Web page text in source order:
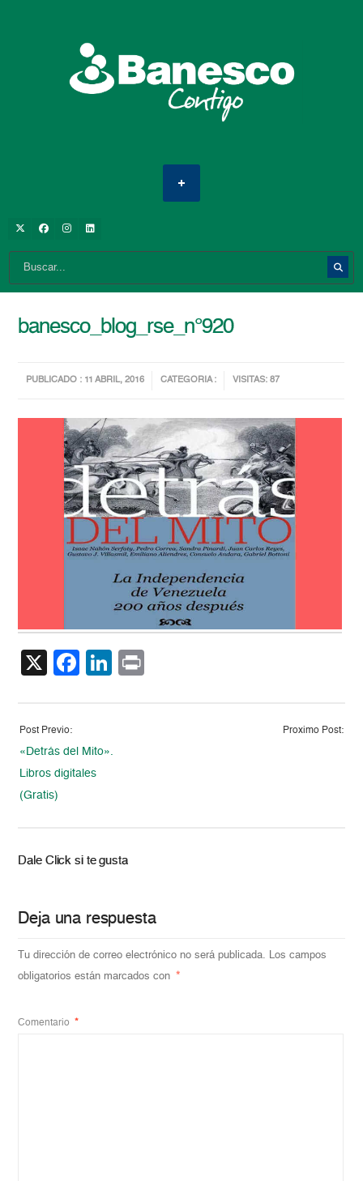
banesco_blog_rse_n°920
PUBLICADO : 11 ABRIL, 2016 CATEGORIA : VISITAS: 87
X Facebook
LinkedIn
Post Previo:
«Detrás del Mito».
Libros digitales
(Gratis)
Proximo Post:
Dale Click si te gusta
Deja una respuesta
Tu dirección de correo electrónico no será publicada. Los campos
obligatorios están marcados con *
Comentario *